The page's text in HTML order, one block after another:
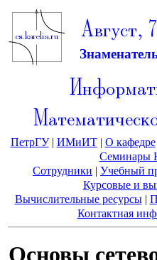
Август, 7
ПетрГУ| ИМиИТ| О кафедре
Семинары
Сотрудники | Учебный
Курсовые и
Вычислительные ресурсы|
Контактная
Основы